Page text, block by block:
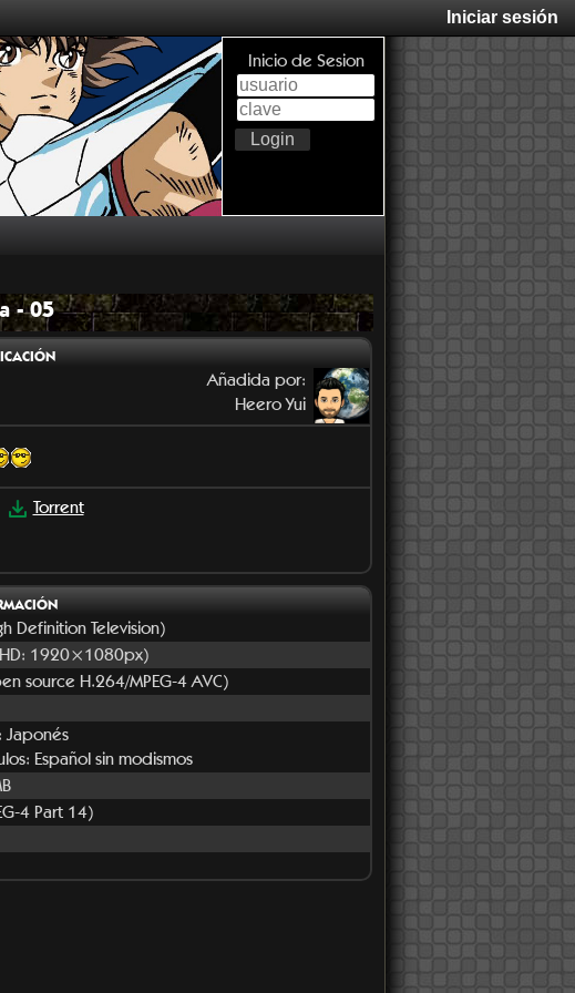
Iniciar sesión
Inicio de Sesion
- 05
Añadida por:
Heero Yui
Torrent
Definition Television)
1920×1080px)
source H.264/MPEG-4 AVC)
Japonés
Español sin modismos
4 Part 14)